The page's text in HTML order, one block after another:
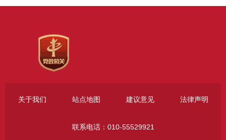
关于我们 站点地图 建议意见 法律声明
联系电话：010-55529921